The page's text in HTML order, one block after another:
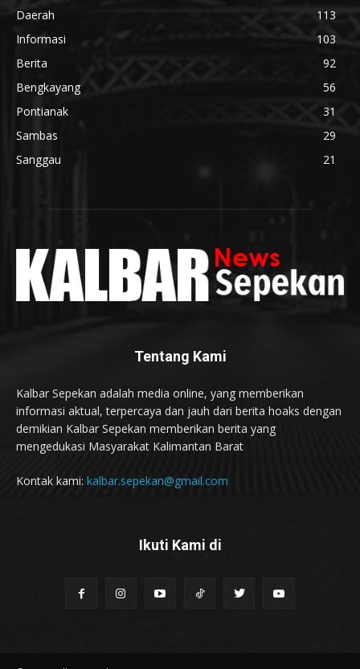
Daerah
113
Informasi
103
Berita
92
Bengkayang
56
Pontianak
31
Sambas
29
Sanggau
21
Tentang Kami
Kalbar Sepekan adalah media online, yang memberikan
informasi aktual, terpercaya dan jauh dari berita hoaks dengan
demikian Kalbar Sepekan memberikan berita yang
mengedukasi Masyarakat Kalimantan Barat
Kontak kami: kalbar.sepekan@gmail.com
Ikuti Kami di